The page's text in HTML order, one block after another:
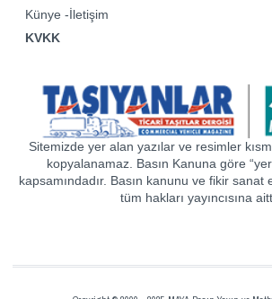
Künye -İletişim
KVKK
Sitemizde yer alan yazılar ve resimler
kopyalanamaz. Basın Kanuna göre
kapsamındadır. Basın kanunu ve fikir sanat
tüm hakları yayıncısına